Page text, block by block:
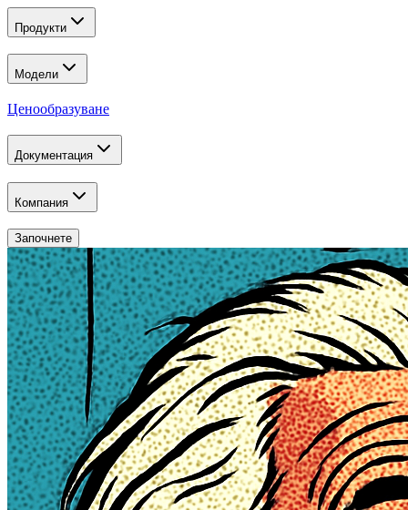
Продукти
Модели
Ценообразуване
Документация
Компания
Започнете